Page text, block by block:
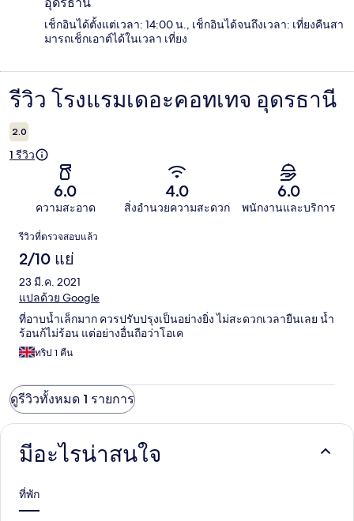
เช็กอินได้ตั้งแต่เวลา: 14:00 น., เช็กอินได้จนถึงเวลา: เที่ยงคืนสา
มารถเช็กเอาต์ได้ในเวลา เที่ยง
รีวิว
รีวิว โรงแรมเดอะคอทเทจ อุดรธานี
2.0
1 รีวิว
6.0
ความสะอาด
4.0
สิ่งอำนวยความสะดวก
6.0
พนักงานและบริการ
รีวิว
รีวิวที่ตรวจสอบแล้ว
2/10 แย่
23 มี.ค. 2021
แปลด้วย Google
ที่อาบน้ำเล็กมาก ควรปรับปรุงเป็นอย่างยิ่ง ไม่สะดวกเวลายืนเลย น้ำ
ร้อนก้ไม่ร้อน แต่อย่างอื่นถือว่าโอเค
ทริป 1 คืน
ดูรีวิวทั้งหมด 1 รายการ
มีอะไรน่าสนใจ
ที่พัก